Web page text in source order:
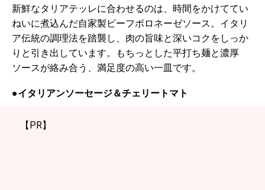
新鮮なタリアテッレに合わせるのは、時間をかけててい
ねいに煮込んだ自家製ビーフボロネーゼソース。イタリ
ア伝統の調理法を踏襲し、肉の旨味と深いコクをしっか
りと引き出しています。もちっとした平打ち麺と濃厚
ソースが絡み合う、満足度の高い一皿です。
●イタリアンソーセージ＆チェリートマト
【PR】